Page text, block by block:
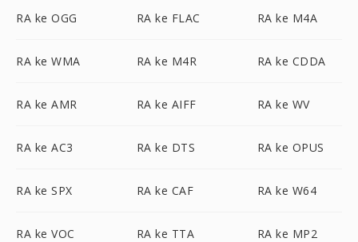
RA ke OGG RA ke FLAC RA ke M4A
RA ke WMA RA ke M4R RA ke CDDA
RA ke AMR RA ke AIFF RA ke WV
RA ke AC3 RA ke DTS RA ke OPUS
RA ke SPX RA ke CAF RA ke W64
RA ke VOC RA ke TTA RA ke MP2